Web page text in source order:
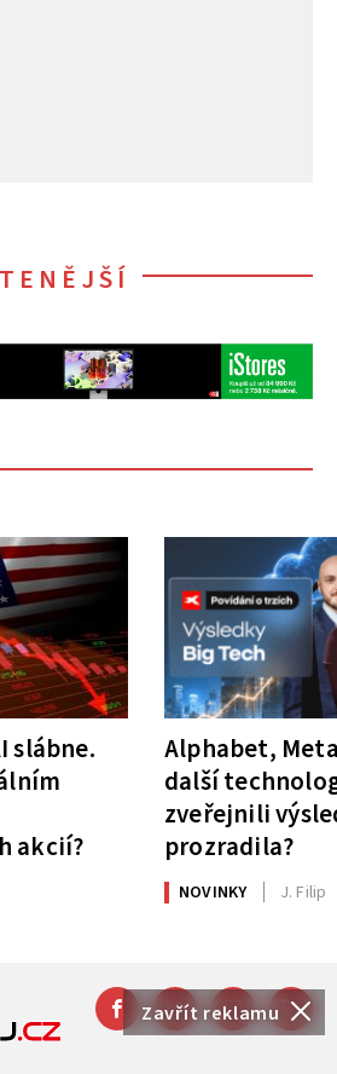
Zavřít reklamu
slábne.
akcií?
Alphabet,
další
zveřejnili
prozradila?
NOVINKY J. Filip